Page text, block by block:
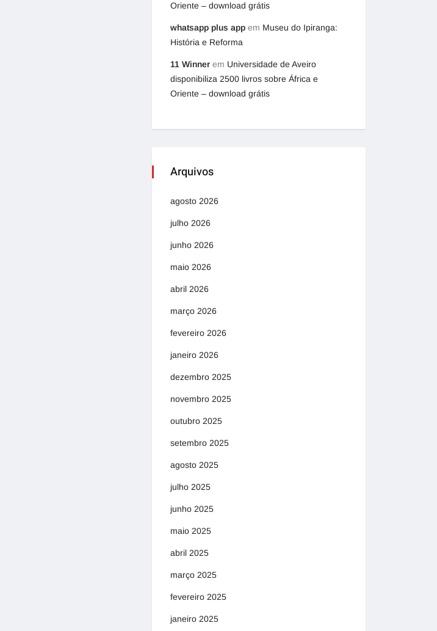
Oriente – download grátis
whatsapp plus app em Museu do Ipiranga:
História e Reforma
11 Winner em Universidade de Aveiro
disponibiliza 2500 livros sobre África e
Oriente – download grátis
Arquivos
agosto 2026
julho 2026
junho 2026
maio 2026
abril 2026
março 2026
fevereiro 2026
janeiro 2026
dezembro 2025
novembro 2025
outubro 2025
setembro 2025
agosto 2025
julho 2025
junho 2025
maio 2025
abril 2025
março 2025
fevereiro 2025
janeiro 2025